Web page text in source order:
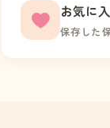
お気に
保存した